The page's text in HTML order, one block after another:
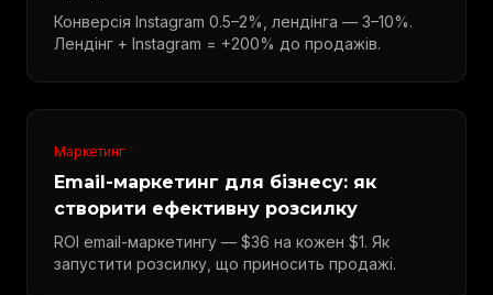
Конверсія Instagram 0.5–2%, лендінга — 3–10%.
Лендінг + Instagram = +200% до продажів.
Маркетинг
Email-маркетинг для бізнесу: як
створити ефективну розсилку
ROI email-маркетингу — $36 на кожен $1. Як
запустити розсилку, що приносить продажі.